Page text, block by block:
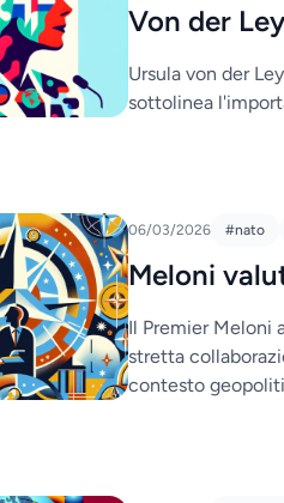
Von der
Ursula von der
sottolinea
06/03/2026 #nato
Meloni
Il Premier Meloni
stretta
contesto